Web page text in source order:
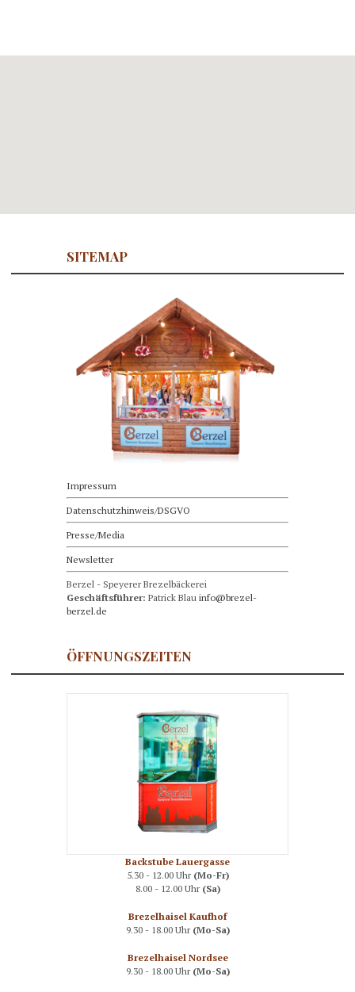
SITEMAP
Impressum
Datenschutzhinweis/DSGVO
Presse/Media
Newsletter
Berzel - Speyerer Brezelbäckerei
Geschäftsführer: Patrick Blau info@brezel-
berzel.de
ÖFFNUNGSZEITEN
Backstube Lauergasse
5.30 - 12.00 Uhr (Mo-Fr)
8.00 - 12.00 Uhr (Sa)
Brezelhaisel Kaufhof
9.30 - 18.00 Uhr (Mo-Sa)
Brezelhaisel Nordsee
9.30 - 18.00 Uhr (Mo-Sa)